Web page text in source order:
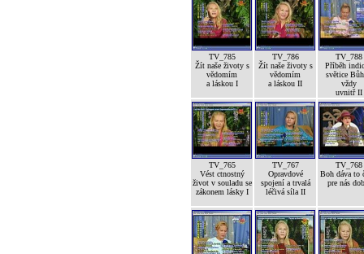
TV_785
Žít naše životy s
vědomím
a láskou I
TV_786
Žít naše životy s
vědomím
a láskou II
TV_788
Příběh
světice
vždy
uvnitř II
TV_765
Vést ctnostný
život v souladu se
zákonem lásky I
TV_767
Opravdové
spojení a trvalá
léčivá síla II
TV_768
Boh dáva to
pre nás